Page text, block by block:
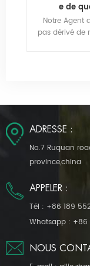
23 poudre
WS-23 liquide n'est
ou pas d'odeur ou de
ADRESSE :
No.7 Ruquan
province,china
APPELER :
Tél : +86 189
Whatsapp : +86
NOUS